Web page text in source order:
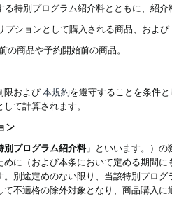
特別プログラム紹介料とともに、紹介
プションとして購入される商品、および
の商品や予約開始前の商品。
限および本規約を遵守することを条件と
て計算されます。
ン
別プログラム紹介料」といいます。）の
に（および本条において定める期間
別途定めのない限り、当該特別プロ
不適格の除外対象となり、商品購入